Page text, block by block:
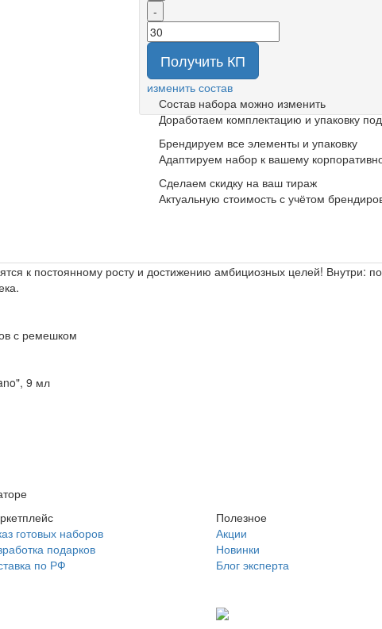
-
Получить КП
изменить состав
Состав набора можно изменить
Доработаем комплектацию и упаковку
Брендируем все элементы и упаковку
Адаптируем набор к вашему
Сделаем скидку на ваш тираж
Актуальную стоимость с учётом
к постоянному росту и достижению амбициозных целей! Внутри:
с ремешком
9 мл
готовых наборов
подарков
по РФ
Полезное
Акции
Новинки
Блог эксперта